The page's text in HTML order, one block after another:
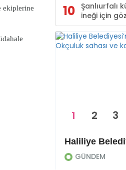
ekiplerine
10
Şanlıurfalı
ineği için
GÜNDEM
1 2 3